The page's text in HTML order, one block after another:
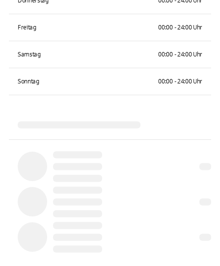
Freitag 00:00 - 24:00 Uhr
Samstag 00:00 - 24:00 Uhr
Sonntag 00:00 - 24:00 Uhr